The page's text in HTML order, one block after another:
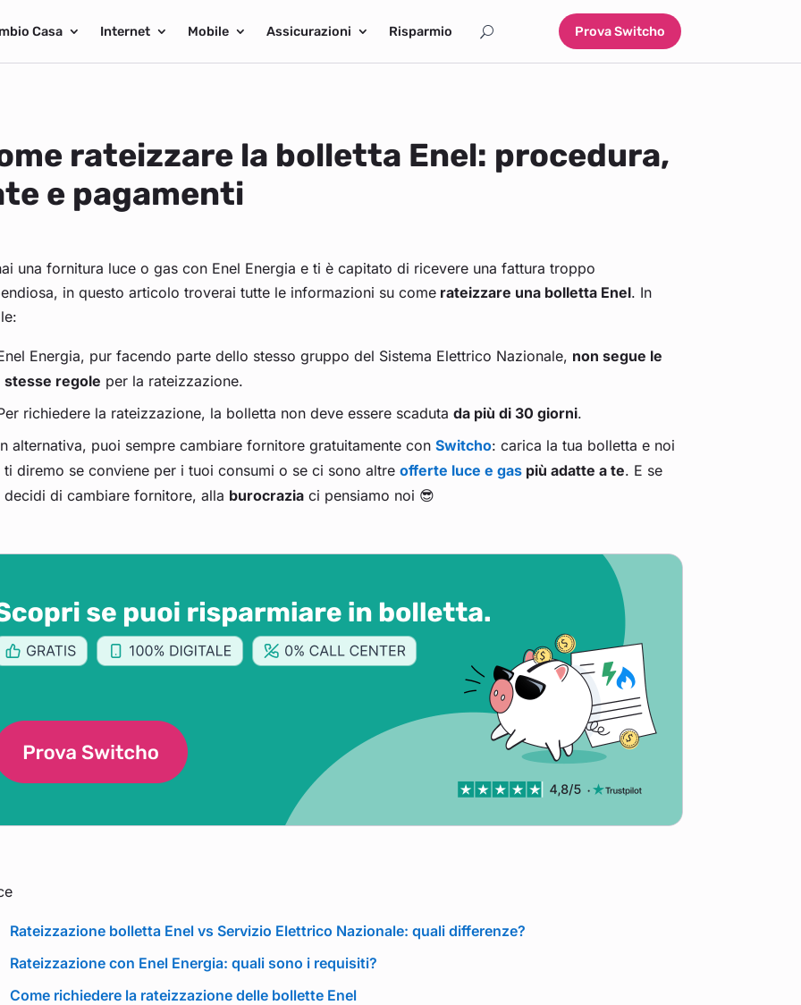
Casa Internet Mobile Assicurazioni Risparmio Prova Switcho
rateizzare la bolletta Enel: procedura,
e pagamenti
una fornitura luce o gas con Enel Energia e ti è capitato di ricevere una fattura troppo
in questo articolo troverai tutte le informazioni su comerateizzare una bolletta Enel. In
Energia, pur facendo parte dello stesso gruppo del Sistema Elettrico Nazionale, non segue le
stesse regole per la rateizzazione.
richiedere la rateizzazione, la bolletta non deve essere scadutada più di 30 giorni.
alternativa, puoi sempre cambiare fornitore gratuitamente conSwitcho: carica la tua bolletta e noi
ti diremo se conviene per i tuoi consumi o se ci sono altre offerte luce e gaspiù adatte a te. E se
decidi di cambiare fornitore, alla burocraziaci pensiamo noi 😎
Rateizzazione bolletta Enel vs Servizio Elettrico Nazionale: quali differenze?
Rateizzazione con Enel Energia: quali sono i requisiti?
Come richiedere la rateizzazione delle bollette Enel